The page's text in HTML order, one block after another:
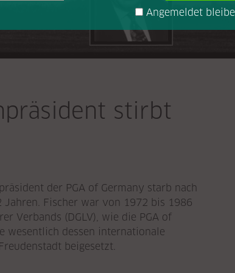
stirbt
der PGA of Germany starb nach
Fischer war von 1972 bis 1986
Verbands (DGLV), wie die PGA of
wesentlich dessen internationale
beigesetzt.
Angemeldet